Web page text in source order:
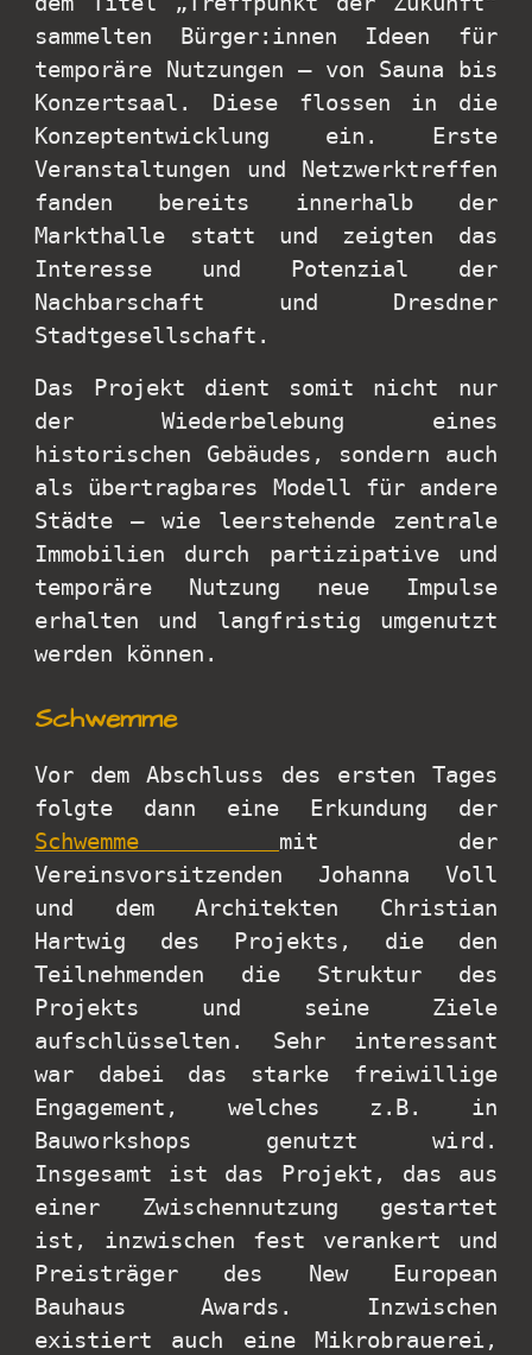
sammelten Bürger:innen Ideen für
temporäre Nutzungen – von Sauna bis
Konzertsaal. Diese flossen in die
Konzeptentwicklung ein. Erste
Veranstaltungen und Netzwerktreffen
fanden bereits innerhalb der
Markthalle statt und zeigten das
Interesse und Potenzial der
Nachbarschaft und Dresdner
Stadtgesellschaft.
Das Projekt dient somit nicht nur
der Wiederbelebung eines
historischen Gebäudes, sondern auch
als übertragbares Modell für andere
Städte – wie leerstehende zentrale
Immobilien durch partizipative und
temporäre Nutzung neue Impulse
erhalten und langfristig umgenutzt
werden können.
Schwemme
Vor dem Abschluss des ersten Tages
folgte dann eine Erkundung der
Schwemme mit der
Vereinsvorsitzenden Johanna Voll
und dem Architekten Christian
Hartwig des Projekts, die den
Teilnehmenden die Struktur des
Projekts und seine Ziele
aufschlüsselten. Sehr interessant
war dabei das starke freiwillige
Engagement, welches z.B. in
Bauworkshops genutzt wird.
Insgesamt ist das Projekt, das aus
einer Zwischennutzung gestartet
ist, inzwischen fest verankert und
Preisträger des New European
Bauhaus Awards. Inzwischen
existiert auch eine Mikrobrauerei,